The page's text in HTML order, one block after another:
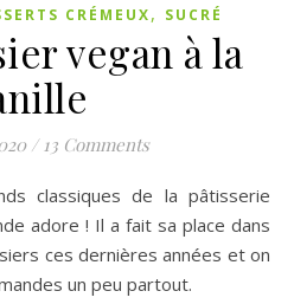
CRÉMEUX, SUCRÉ
vegan à la
/ 13 Comments
adore ! Il a fait sa place dans
ces dernières années et on
un peu partout.